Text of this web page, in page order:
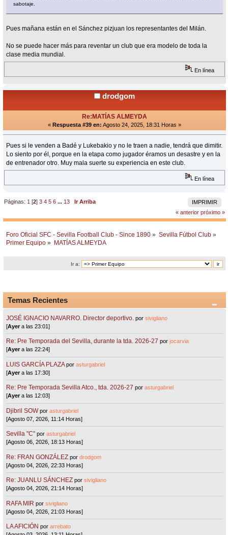
sabotaje.
Pues mañana están en el Sánchez pizjuan los representantes del Milán.
No se puede hacer más para reventar un club que era modelo de toda la
clase media mundial.
En línea
drodgom
Re:MATÍAS ALMEYDA
« Respuesta #39 en: Agosto 24, 2025, 18:31 Horas »
Pues si le venden a Badé y Lukebakio y no le traen a nadie, tendrá que dimitir.
Lo siento por él, porque en la etapa como jugador éramos un desastre y en la
de entrenador otro. Muy mala suerte su experiencia en este club.
En línea
IMPRIMIR
Páginas: 1 [2]3 4 5 6 ... 13
Ir Arriba
« anterior próximo »
Foro Oficial SFC - Sevilla Football Club - Since 1890 » Sevilla Fútbol Club »
Primer Equipo » MATÍAS ALMEYDA
Ir a:
Temas Recientes
JOSÉ IGNACIO NAVARRO. Director deportivo. porsivigliano
[Ayera las 23:01]
Re: Pre Temporada del Sevilla, durante la tda. 2026-27 porjocarvia
[Ayera las 22:24]
LUIS GARCÍA PLAZA porasturgabriel
[Ayera las 17:30]
Re: Pre Temporada Sevilla Atco., tda. 2026-27 porasturgabriel
[Ayera las 12:03]
Djibril SOW porasturgabriel
[Agosto 07, 2026, 11:14 Horas]
Sevilla "C"porasturgabriel
[Agosto 06, 2026, 18:13 Horas]
Re: FRAN GONZÁLEZ pordrodgom
[Agosto 04, 2026, 22:33 Horas]
Re: JUANLU SÁNCHEZ porsivigliano
[Agosto 04, 2026, 21:14 Horas]
RAFA MIR porsivigliano
[Agosto 04, 2026, 21:03 Horas]
LA AFICIÓN porarrebato